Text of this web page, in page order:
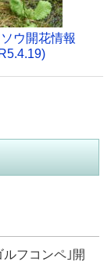
ウ開花情報
フコンペ｣開